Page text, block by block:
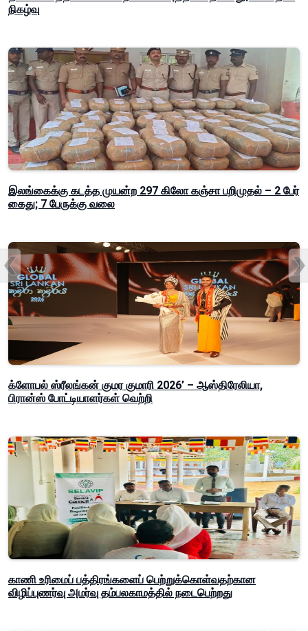
நிகழ்வு
இலங்கைக்கு கடத்த முயன்ற 297 கிலோ கஞ்சா பறிமுதல் – 2 பேர்
கைது; 7 பேருக்கு வலை
க்ளோபல் ஸ்ரீலங்கன் குமர குமாரி 2026’ – ஆஸ்திரேலியா,
பிரான்ஸ் போட்டியாளர்கள் வெற்றி
காணி உரிமைப் பத்திரங்களைப் பெற்றுக்கொள்வதற்கான
விழிப்புணர்வு அமர்வு தம்பலகாமத்தில் நடைபெற்றது